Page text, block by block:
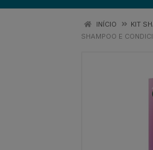
INÍCIO KIT
SHAMPOO E